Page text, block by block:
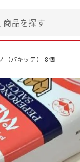
商品を探す
（パキッテ） 8個